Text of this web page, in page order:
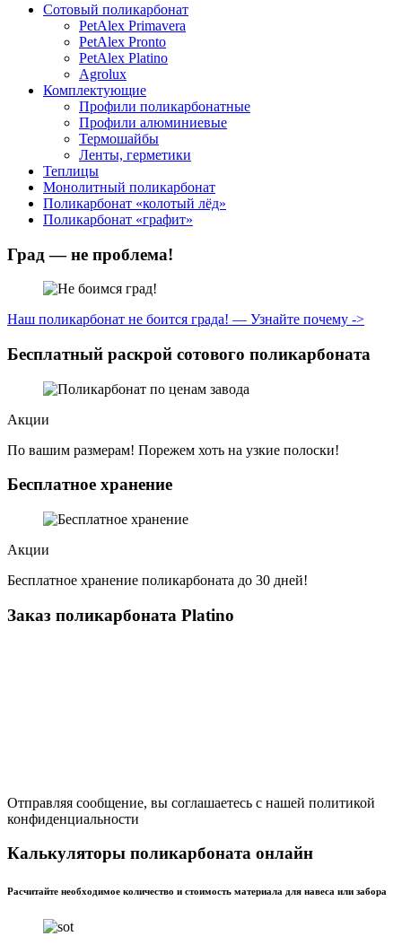
Сотовый поликарбонат
PetAlex Primavera
PetAlex Pronto
PetAlex Platino
Agrolux
Комплектующие
Профили поликарбонатные
Профили алюминиевые
Термошайбы
Ленты, герметики
Теплицы
Монолитный поликарбонат
Поликарбонат «колотый лёд»
Поликарбонат «графит»
Град — не проблема!
Наш поликарбонат не боится града! — Узнайте почему ->
Бесплатный раскрой сотового поликарбоната
Акции
По вашим размерам! Порежем хоть на узкие полоски!
Бесплатное хранение
Акции
Бесплатное хранение поликарбоната до 30 дней!
Заказ поликарбоната Platino
Отправляя сообщение, вы соглашаетесь с нашей политикой
конфиденциальности
Калькуляторы поликарбоната онлайн
Расчитайте необходимое количество и стоимость материала для навеса или забора